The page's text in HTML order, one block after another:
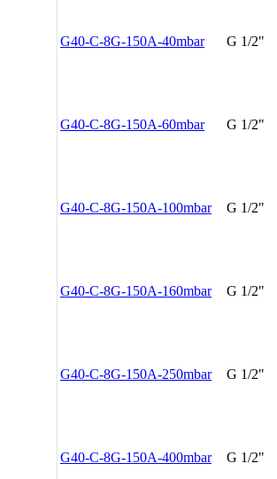
G40-C-8G-150A-40mbar G 1/2"
G40-C-8G-150A-60mbar G 1/2"
G40-C-8G-150A-100mbar G 1/2"
G40-C-8G-150A-160mbar G 1/2"
G40-C-8G-150A-250mbar G 1/2"
G40-C-8G-150A-400mbar G 1/2"